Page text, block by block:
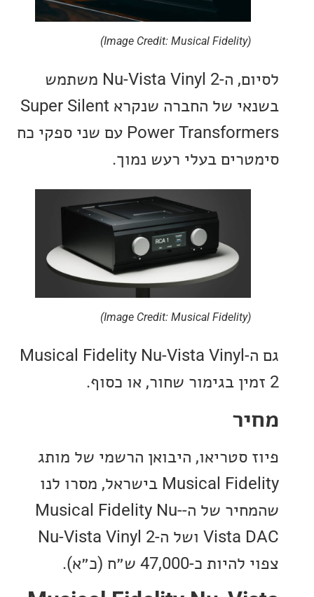
לסיום, ה-Nu-Vista Vinyl 2 משתמש
בשנאי של החברה שנקרא Super Silent
Power Transformers עם שני ספקי כח
בעלי רעש נמוך.
גם ה-Musical Fidelity Nu-Vista Vinyl
סטריאו, היבואן הרשמי של מותג
Musical Fidelity בישראל, מסרו לנו
שהמחיר של ה-Musical Fidelity Nu-
Vista DAC ושל ה-Nu-Vista Vinyl 2
כ-47,000 ש״ח (כ״א).